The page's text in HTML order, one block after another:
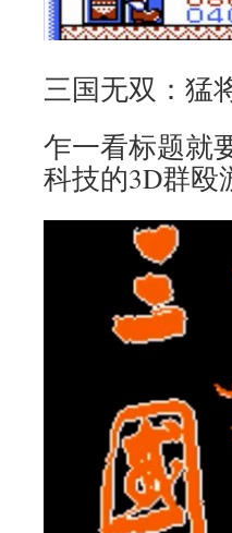
三国无双：猛
乍一看标题就
科技的3D群殴